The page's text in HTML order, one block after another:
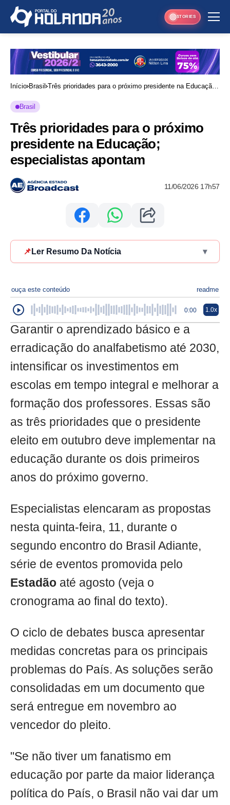
STORIES
Início Brasil Três prioridades para o próximo presidente na Educação;
Brasil
Três prioridades para o próximo
presidente na Educação;
especialistas apontam
11/06/2026 17h57
📌 Ler Resumo Da Notícia ▾
ouça este conteúdo readme
0:00 1.0x
Garantir o aprendizado básico e a
erradicação do analfabetismo até 2030,
intensificar os investimentos em
escolas em tempo integral e melhorar a
formação dos professores. Essas são
as três prioridades que o presidente
eleito em outubro deve implementar na
educação durante os dois primeiros
anos do próximo governo.
Especialistas elencaram as propostas
nesta quinta-feira, 11, durante o
segundo encontro do Brasil Adiante,
série de eventos promovida pelo
Estadão até agosto (veja o
cronograma ao final do texto).
O ciclo de debates busca apresentar
medidas concretas para os principais
problemas do País. As soluções serão
consolidadas em um documento que
será entregue em novembro ao
vencedor do pleito.
"Se não tiver um fanatismo em
educação por parte da maior liderança
política do País, o Brasil não vai dar um